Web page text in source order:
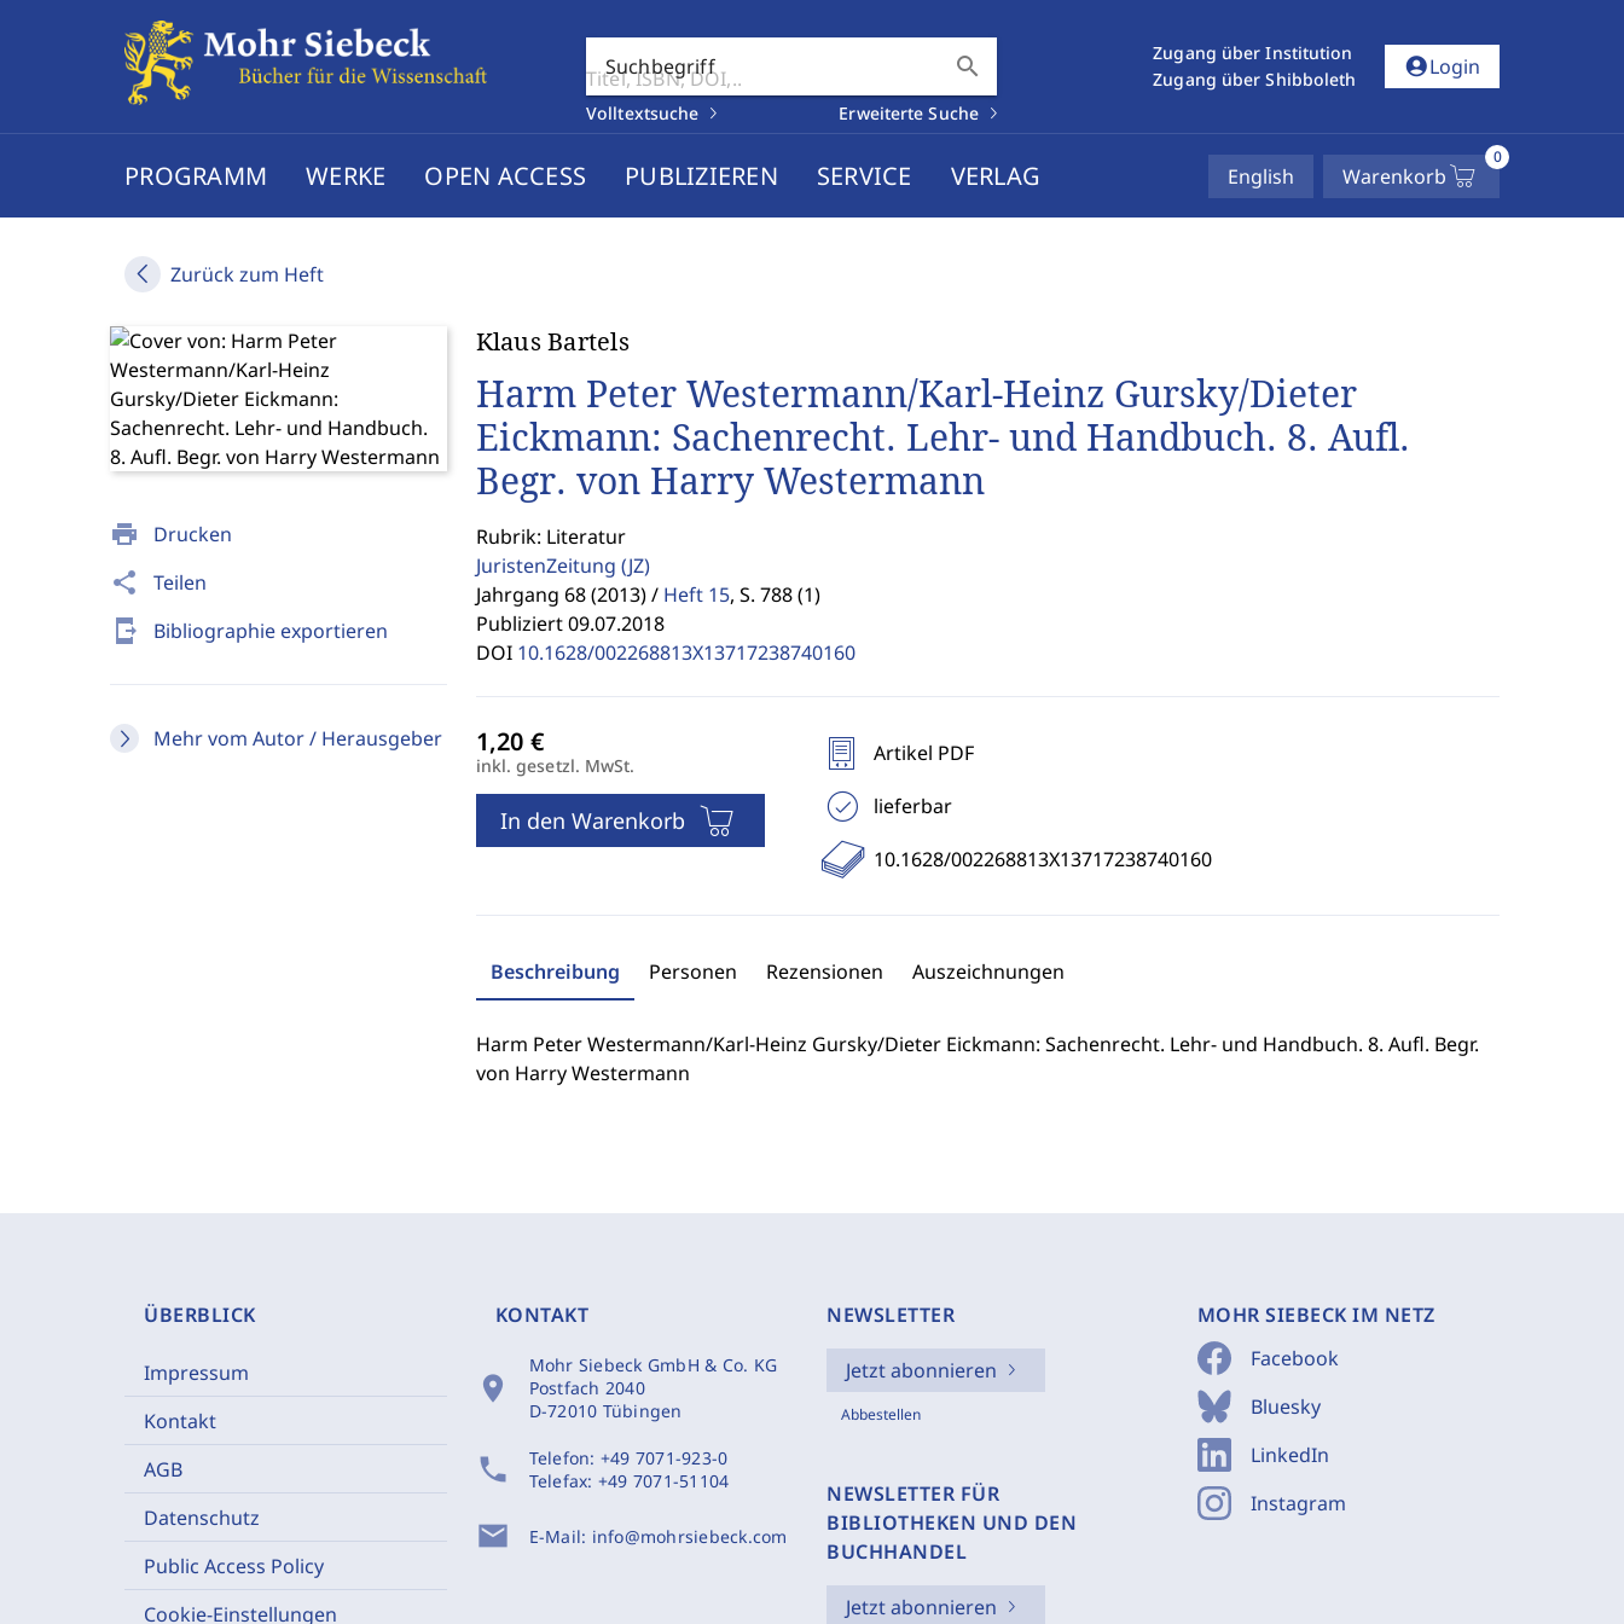
Suchbegriff search
Volltextsuche Erweiterte Suche
Zugang über Institution
Zugang über Shibboleth
account_circleLogin
PROGRAMM WERKE OPEN ACCESS PUBLIZIEREN SERVICE VERLAG English Warenkorb
0
Zurück zum Heft
print Drucken
share Teilen
send_to_mobile Bibliographie exportieren
Mehr vom Autor / Herausgeber
Klaus Bartels
Harm Peter Westermann/Karl-Heinz Gursky/Dieter
Eickmann: Sachenrecht. Lehr- und Handbuch. 8. Aufl.
Begr. von Harry Westermann
Rubrik: Literatur
JuristenZeitung (JZ)
Jahrgang 68 (2013) / Heft 15, S. 788 (1)
Publiziert 09.07.2018
DOI 10.1628/002268813X13717238740160
inkl. gesetzl. MwSt.
In den Warenkorb
Artikel PDF
lieferbar
10.1628/002268813X13717238740160
Beschreibung Personen Rezensionen Auszeichnungen
Harm Peter Westermann/Karl-Heinz Gursky/Dieter Eickmann: Sachenrecht. Lehr- und Handbuch. 8. Aufl. Begr.
von Harry Westermann
ÜBERBLICK
Impressum
Kontakt
AGB
Datenschutz
Public Access Policy
Cookie-Einstellungen
KONTAKT
location_on
Mohr Siebeck GmbH & Co. KG
Postfach 2040
D-72010 Tübingen
phone Telefon: +49 7071-923-0
Telefax: +49 7071-51104
mail E-Mail: info@mohrsiebeck.com
NEWSLETTER
Jetzt abonnieren
Abbestellen
NEWSLETTER FÜR
BIBLIOTHEKEN UND DEN
BUCHHANDEL
Jetzt abonnieren
MOHR SIEBECK IM NETZ
Facebook
Bluesky
LinkedIn
Instagram